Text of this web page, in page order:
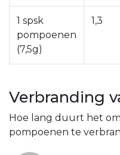
1 spsk
pompoenen
(7,5g)
1,3
Verbranding
Hoe lang duurt het
pompoenen te